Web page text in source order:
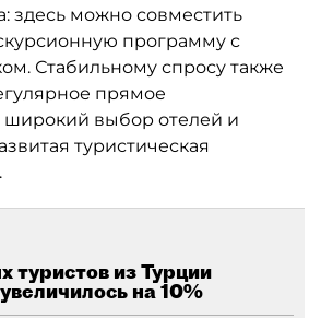
здесь можно совместить
программу с
Стабильному спросу также
прямое
выбор отелей и
туристическая
туристов из Турции
на 10%